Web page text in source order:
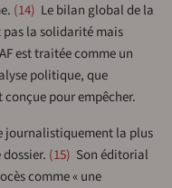
14 Le bilan global de la
pas la solidarité mais
est traitée comme un
politique, que
pour empêcher.
journalistiquement la plus
15 Son éditorial
comme « une